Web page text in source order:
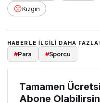
Kızgın
HABERLE ILGILI DAHA
#Para #Sporcu
Tamamen
Abone Olabilirsin